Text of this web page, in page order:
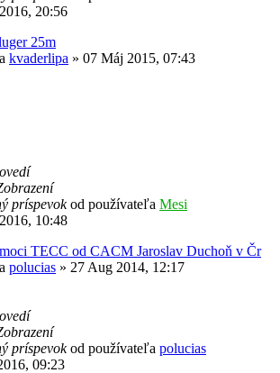
20:56
25m
kvaderlipa » 07 Máj 2015, 07:43
príspevokod používateľa Mesi
10:48
TECC od CACM Jaroslav Duchoň v Čr
polucias » 27 Aug 2014, 12:17
príspevokod používateľa polucias
09:23